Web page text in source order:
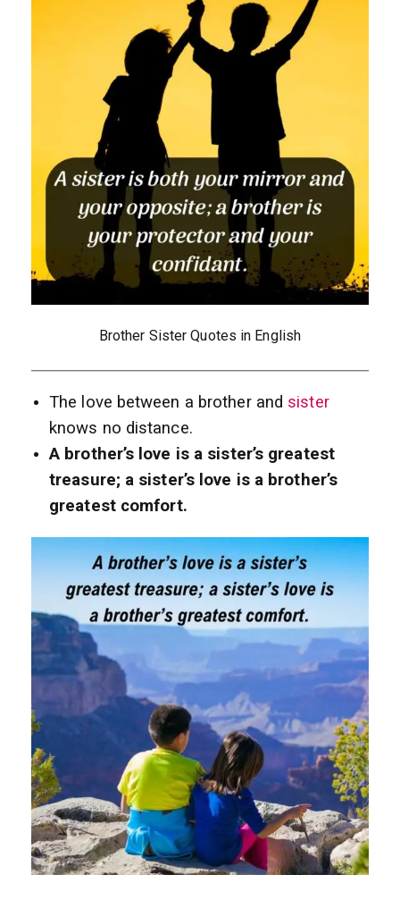
Brother Sister Quotes in English
The love between a brother and sister
knows no distance.
A brother’s love is a sister’s greatest
treasure; a sister’s love is a brother’s
greatest comfort.